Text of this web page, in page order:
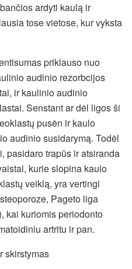
ardyti kaulą ir
tose vietose, kur vyksta
priklauso nuo
audinio rezorbcijos
ir kaulinio audinio
Senstant ar dėl ligos ši
pusėn ir kaulo
audinio susidarymą. Todėl
pasidaro trapūs ir atsiranda
kurie slopina kaulo
veiklą, yra vertingi
Pageto liga
kai kuriomis periodonto
artritu ir pan.
skirstymas